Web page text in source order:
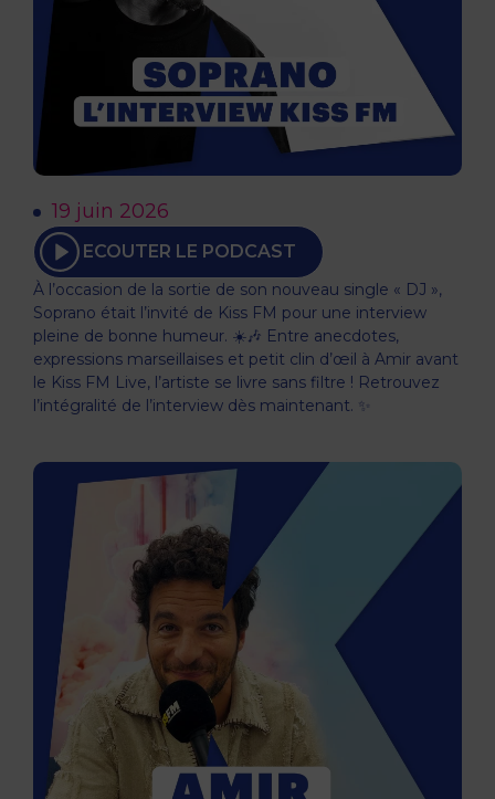
19 juin 2026
ECOUTER LE PODCAST
À l’occasion de la sortie de son nouveau single « DJ »,
Soprano était l’invité de Kiss FM pour une interview
pleine de bonne humeur. ☀️🎶 Entre anecdotes,
expressions marseillaises et petit clin d’œil à Amir avant
le Kiss FM Live, l’artiste se livre sans filtre ! Retrouvez
l’intégralité de l’interview dès maintenant. ✨